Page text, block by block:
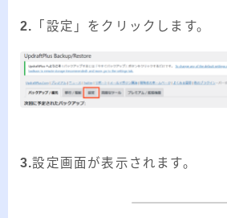
2. 「設定」をクリックします。
3.設定画面が表示されます。